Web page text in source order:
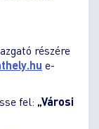
részére
e-
fel: „Városi